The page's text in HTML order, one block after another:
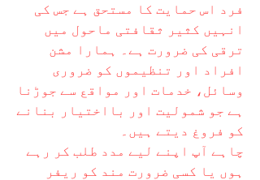
فرد اس حمایت کا مستحق ہے جس کی
انہیں کثیر ثقافتی ماحول میں
ترقی کی ضرورت ہے۔ ہمارا مشن
افراد اور تنظیموں کو ضروری
وسائل، خدمات اور مواقع سے جوڑنا
ہے جو شمولیت اور بااختیار بنانے
کو فروغ دیتے ہیں۔
چاہے آپ اپنے لیے مدد طلب کر رہے
ہوں یا کسی ضرورت مند کو ریفر